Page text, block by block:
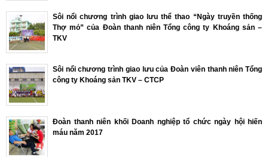
Sôi nổi chương trình giao lưu thể thao “Ngày truyền thống
Thợ mỏ” của Đoàn thanh niên Tổng công ty Khoáng sản –
TKV
Sôi nổi chương trình giao lưu của Đoàn viên thanh niên Tổng
công ty Khoáng sản TKV – CTCP
Đoàn thanh niên khối Doanh nghiệp tổ chức ngày hội hiến
máu năm 2017